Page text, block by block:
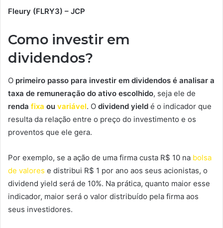
Fleury (FLRY3) – JCP
Como investir em
dividendos?
O primeiro passo para investir em dividendos é analisar a
taxa de remuneração do ativo escolhido, seja ele de
renda fixa ou variável. O dividend yield é o indicador que
resulta da relação entre o preço do investimento e os
proventos que ele gera.
Por exemplo, se a ação de uma firma custa R$ 10 na bolsa
de valores e distribui R$ 1 por ano aos seus acionistas, o
dividend yield será de 10%. Na prática, quanto maior esse
indicador, maior será o valor distribuído pela firma aos
seus investidores.